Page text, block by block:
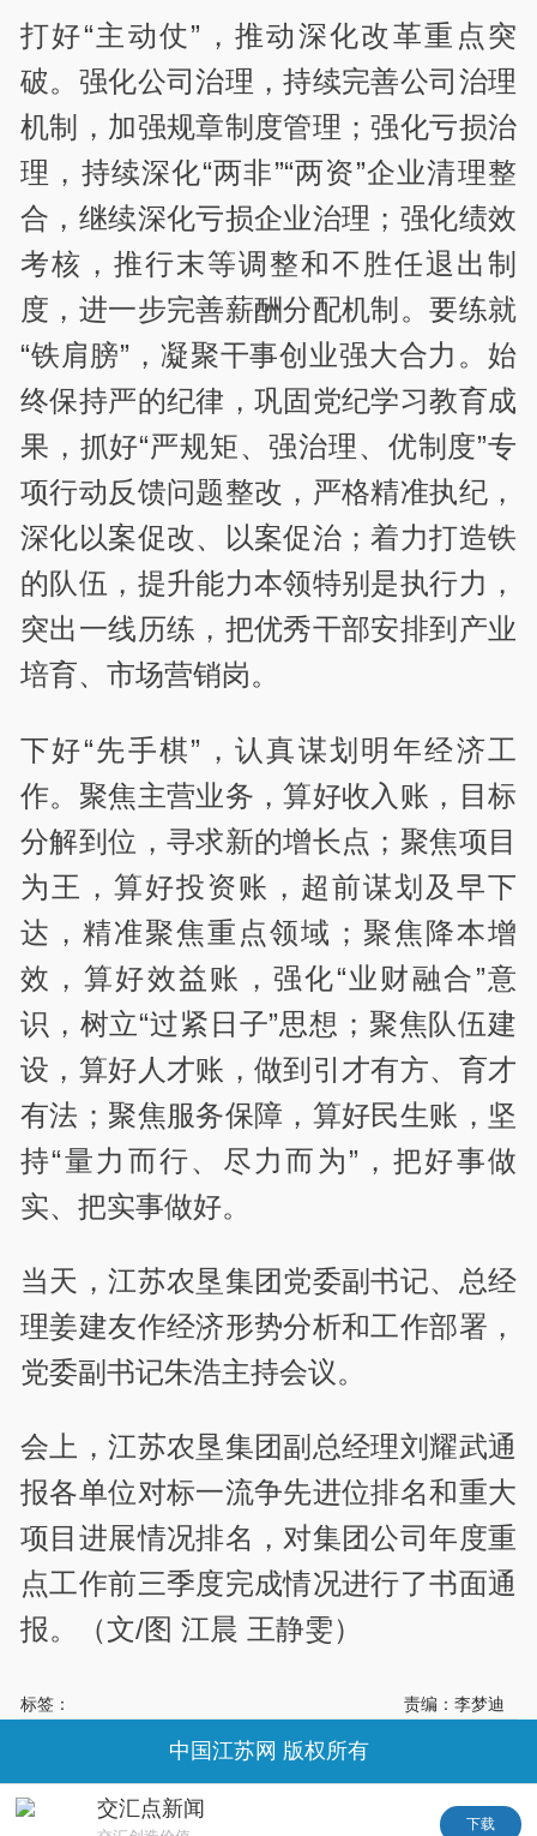
打好“主动仗”，推动深化改革重点突
破。强化公司治理，持续完善公司治理
机制，加强规章制度管理；强化亏损治
理，持续深化“两非”“两资”企业清理整
合，继续深化亏损企业治理；强化绩效
考核，推行末等调整和不胜任退出制
度，进一步完善薪酬分配机制。要练就
“铁肩膀”，凝聚干事创业强大合力。始
终保持严的纪律，巩固党纪学习教育成
果，抓好“严规矩、强治理、优制度”专
项行动反馈问题整改，严格精准执纪，
深化以案促改、以案促治；着力打造铁
的队伍，提升能力本领特别是执行力，
突出一线历练，把优秀干部安排到产业
培育、市场营销岗。
下好“先手棋”，认真谋划明年经济工
作。聚焦主营业务，算好收入账，目标
分解到位，寻求新的增长点；聚焦项目
为王，算好投资账，超前谋划及早下
达，精准聚焦重点领域；聚焦降本增
效，算好效益账，强化“业财融合”意
识，树立“过紧日子”思想；聚焦队伍建
设，算好人才账，做到引才有方、育才
有法；聚焦服务保障，算好民生账，坚
持“量力而行、尽力而为”，把好事做
实、把实事做好。
当天，江苏农垦集团党委副书记、总经
理姜建友作经济形势分析和工作部署，
党委副书记朱浩主持会议。
会上，江苏农垦集团副总经理刘耀武通
报各单位对标一流争先进位排名和重大
项目进展情况排名，对集团公司年度重
点工作前三季度完成情况进行了书面通
报。（文/图 江晨 王静雯）
标签： 责编：李梦迪
交汇点新闻
下载
中国江苏网 版权所有